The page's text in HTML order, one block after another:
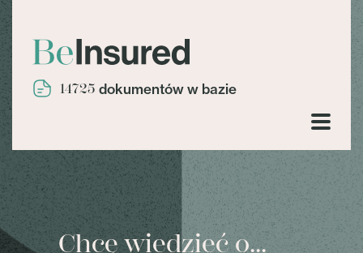
14725 dokumentów w bazie
Chcę wiedzieć o...